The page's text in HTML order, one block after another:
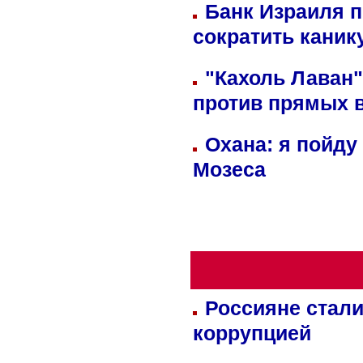
Банк Израиля
сократить
"Кахоль
против прямых
Охана: я пойду
Мозеса
Россияне
коррупцией